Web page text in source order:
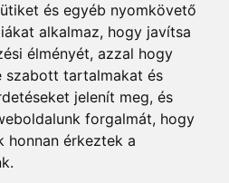
és egyéb nyomkövető
alkalmaz, hogy javítsa
élményét, azzal hogy
szabott tartalmakat és
jelenít meg, és
forgalmát, hogy
honnan érkeztek a